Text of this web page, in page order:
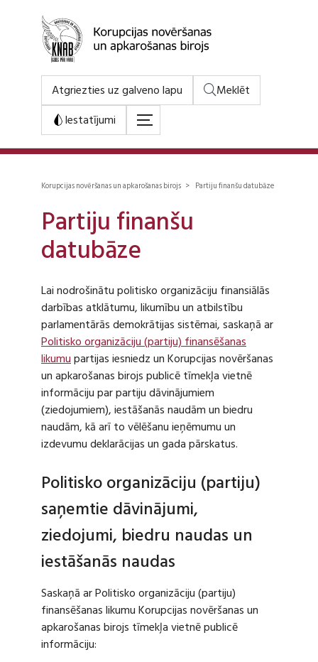
Atgriezties uz galveno lapu
Meklēt
Iestatījumi
Korupcijas novēršanas un apkarošanas birojs > Partiju finanšu datubāze
Partiju finanšu
datubāze
Lai nodrošinātu politisko organizāciju finansiālās
darbības atklātumu, likumību un atbilstību
parlamentārās demokrātijas sistēmai, saskaņā ar
Politisko organizāciju (partiju) finansēšanas
likumupartijas iesniedz un Korupcijas novēršanas
un apkarošanas birojs publicē tīmekļa vietnē
informāciju par partiju dāvinājumiem
(ziedojumiem), iestāšanās naudām un biedru
naudām, kā arī to vēlēšanu ieņēmumu un
izdevumu deklarācijas un gada pārskatus.
Politisko organizāciju (partiju)
saņemtie dāvinājumi,
ziedojumi, biedru naudas un
iestāšanās naudas
Saskaņā ar Politisko organizāciju (partiju)
finansēšanas likumu Korupcijas novēršanas un
apkarošanas birojs tīmekļa vietnē publicē
informāciju: